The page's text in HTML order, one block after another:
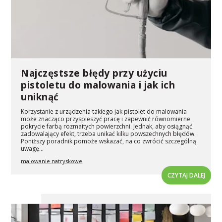
Najczęstsze błędy przy użyciu
pistoletu do malowania i jak ich
uniknąć
Korzystanie z urządzenia takiego jak pistolet do malowania
może znacząco przyspieszyć pracę i zapewnić równomierne
pokrycie farbą rozmaitych powierzchni. Jednak, aby osiągnąć
zadowalający efekt, trzeba unikać kilku powszechnych błędów.
Poniższy poradnik pomoże wskazać, na co zwrócić szczególną
uwagę...
malowanie natryskowe
CZYTAJ DALEJ